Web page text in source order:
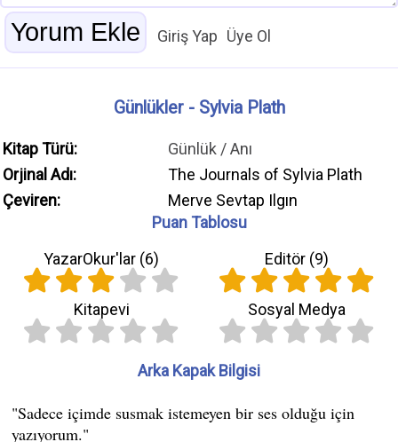
Giriş Yap Üye Ol
Günlükler - Sylvia Plath
Kitap Türü:
Günlük / Anı
Orjinal Adı:
The Journals of Sylvia Plath
Çeviren:
Merve Sevtap Ilgın
Puan Tablosu
YazarOkur'lar (6) Editör (9)
Kitapevi Sosyal Medya
Arka Kapak Bilgisi